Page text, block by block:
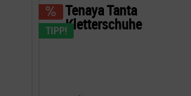
TIPP!
Tenaya Tanta
Kletterschuhe